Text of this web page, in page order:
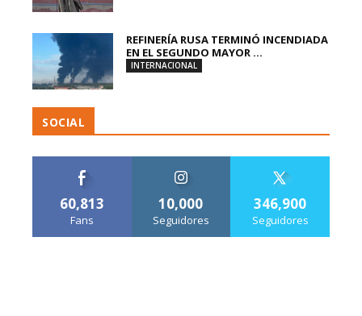
REFINERÍA RUSA TERMINÓ INCENDIADA
EN EL SEGUNDO MAYOR ...
INTERNACIONAL
SOCIAL
60,813
Fans
10,000
Seguidores
346,900
Seguidores